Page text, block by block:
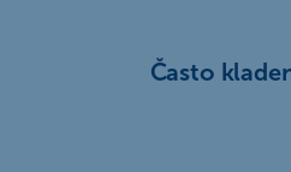
Často